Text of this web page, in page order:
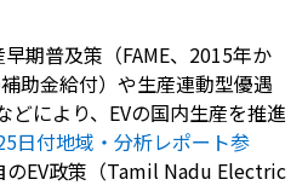
期普及策（FAME、2015年か
助金給付）や生産連動型優遇
により、EVの国内生産を推進
日付地域・分析レポート参
のEV政策（Tamil Nadu Electric